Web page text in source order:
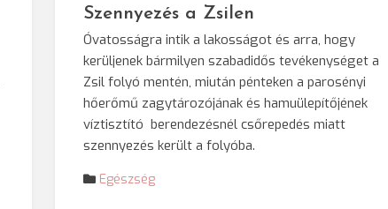
Szennyezés a Zsilen
Óvatosságra intik a lakosságot és arra, hogy
kerüljenek bármilyen szabadidős tevékenységet a
Zsil folyó mentén, miután pénteken a parosényi
hőerőmű zagytározójának és hamuülepítőjének
víztisztító berendezésnél csőrepedés miatt
szennyezés került a folyóba.
Egészség